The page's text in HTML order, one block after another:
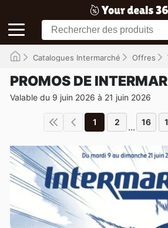
Catalogues Intermarché Offres
PROMOS DE
Valable du 9 juin 2026 à 21 juin 2026
1 2 ... 16